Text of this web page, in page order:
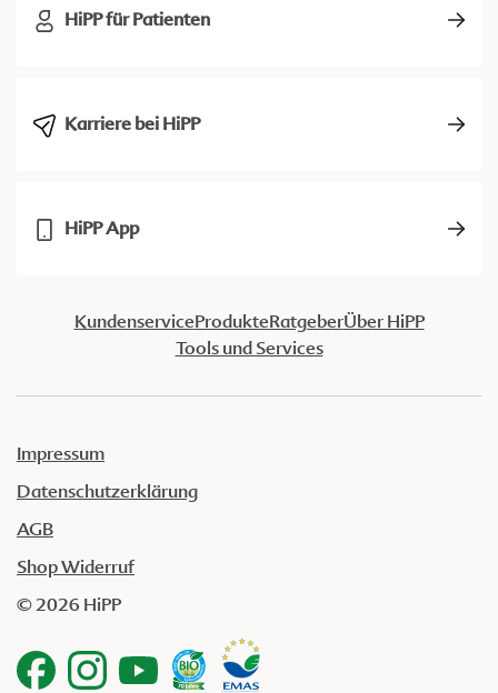
HiPP für Patienten
Karriere bei HiPP
HiPP App
KundenserviceProdukteRatgeberÜber HiPP
Tools und Services
Impressum
Datenschutzerklärung
AGB
Shop Widerruf
© 2026 HiPP